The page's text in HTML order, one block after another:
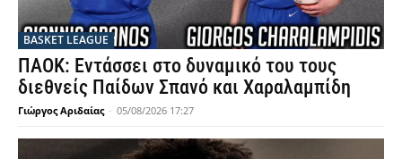
BASKET LEAGUE
ΠΑΟΚ: Εντάσσει στο δυναμικό του τους
διεθνείς Παίδων Σπανό και Χαραλαμπίδη
Γιώργος Αριδαίας - 05/08/2026 17:27